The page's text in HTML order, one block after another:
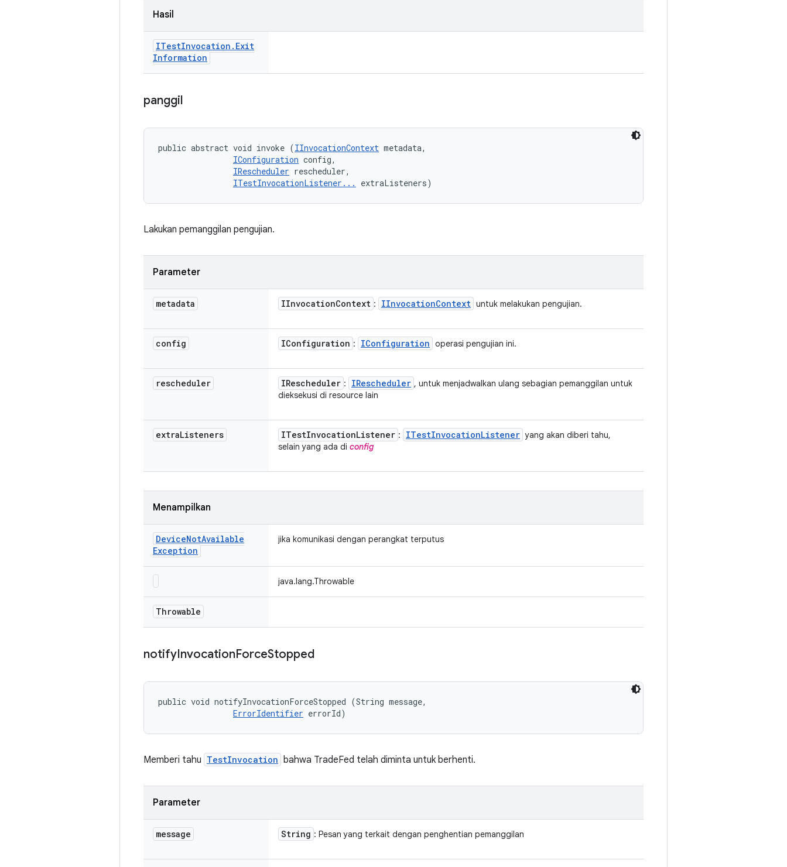
Hasil
ITestInvocation . Exit
Information
panggil
public abstract void invoke (IInvocationContext metadata,
IConfiguration config,
IRescheduler rescheduler,
ITestInvocationListener...
extraListeners)
Lakukan pemanggilan pengujian.
Parameter
metadata IInvocationContext : IInvocationContext untuk melakukan pengujian.
config IConfiguration : IConfiguration operasi pengujian ini.
rescheduler IRescheduler : IRescheduler , untuk menjadwalkan ulang sebagian pemanggilan untuk
dieksekusi di resource lain
extraListeners ITestInvocationListener : ITestInvocationListener yang akan diberi tahu,
selain yang ada di config
Menampilkan
DeviceNotAvailable
Exception
jika komunikasi dengan perangkat terputus
java.lang.Throwable
Throwable
notifyInvocationForceStopped
public void notifyInvocationForceStopped (String message,
ErrorIdentifier errorId)
Memberi tahu TestInvocation bahwa TradeFed telah diminta untuk berhenti.
Parameter
message String : Pesan yang terkait dengan penghentian pemanggilan